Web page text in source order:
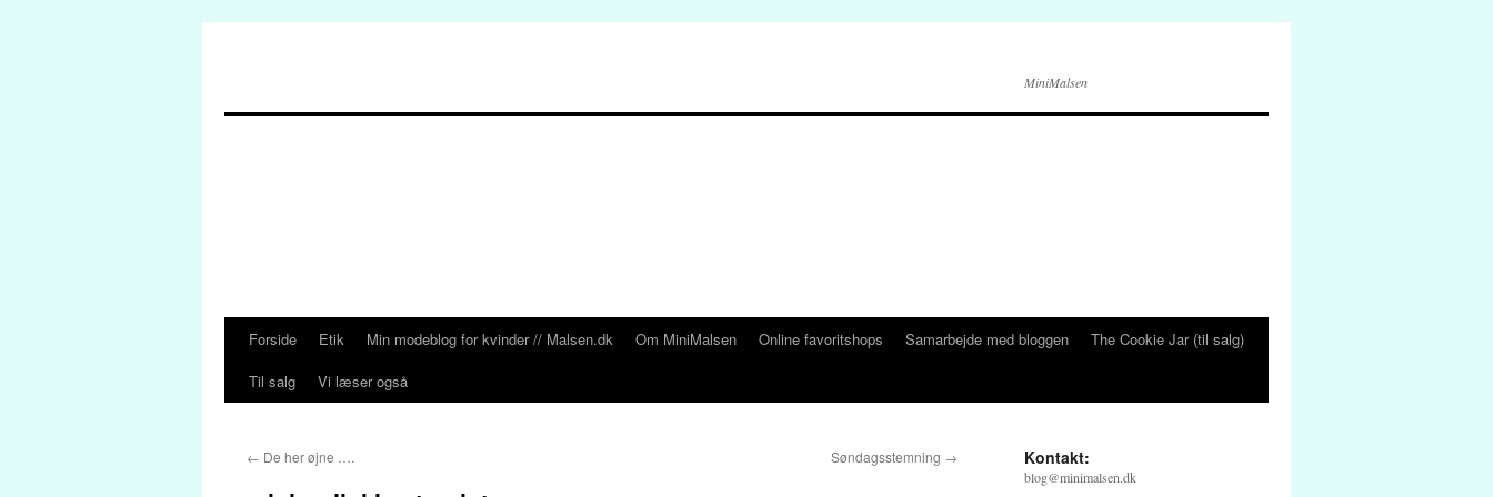
MiniMalsen
HopForside Etik Min modeblog for kvinder // Malsen.dk Om MiniMalsen Online favoritshops Samarbejde med bloggen
The Cookie Jar (til salg)
Til salg
Vi læser også
← De her øjne …. Søndagsstemning → Kontakt:
blog@minimalsen.dk